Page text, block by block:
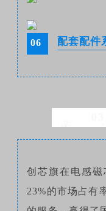
06 配套配件
创芯旗在电感
23%的市场占有